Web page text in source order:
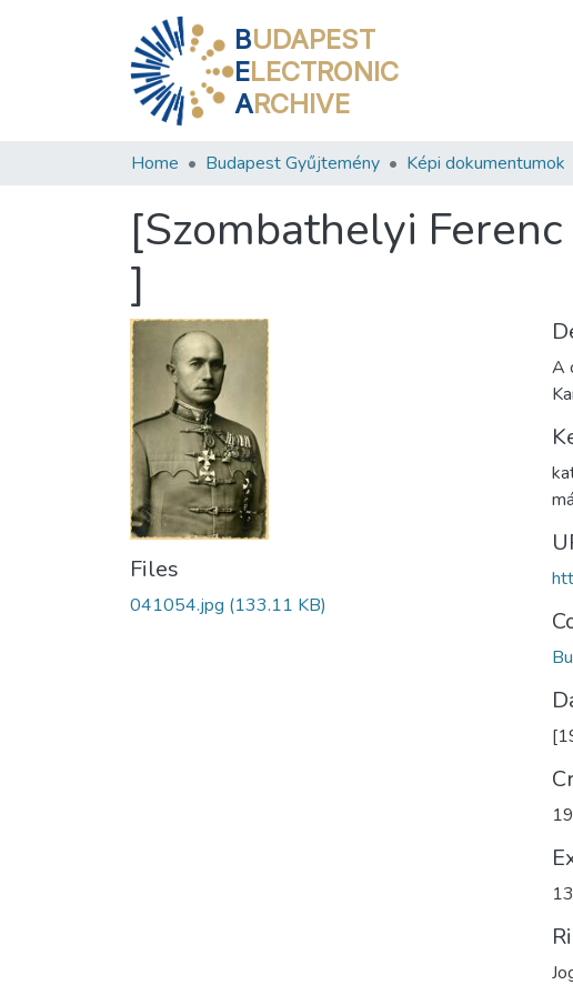
BUDAPEST
ELECTRONIC
ARCHIVE
Home Budapest Gyűjtemény Képi dokumentumok
[Szombathelyi
]
Files
041054.jpg (133.11 KB)
A